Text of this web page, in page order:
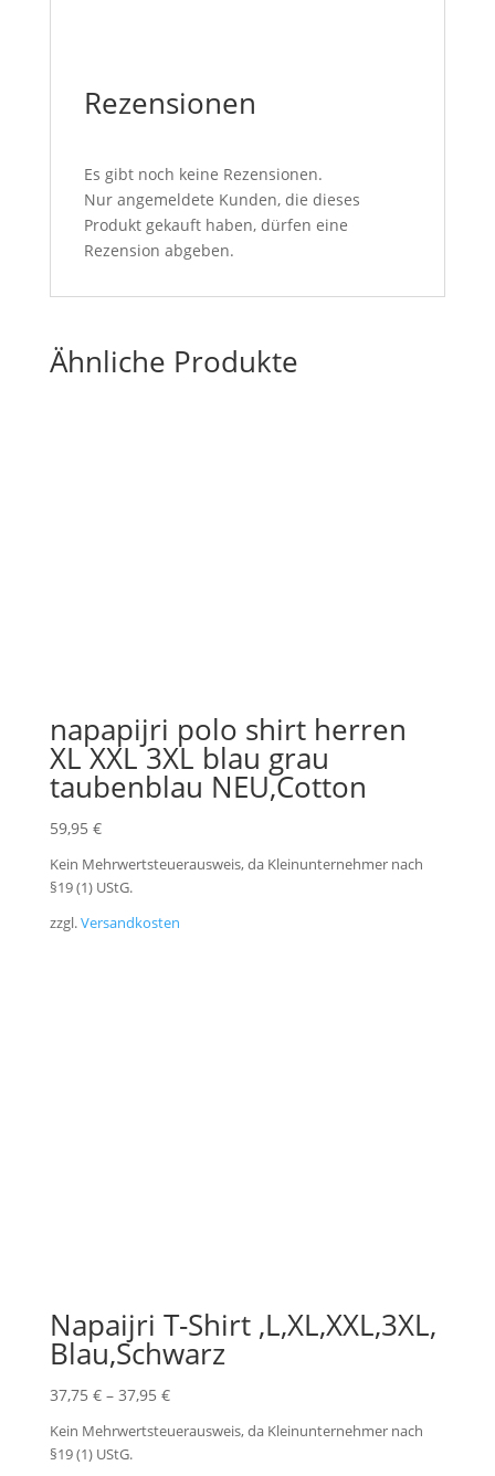
Rezensionen
Es gibt noch keine Rezensionen.
Nur angemeldete Kunden, die dieses
Produkt gekauft haben, dürfen eine
Rezension abgeben.
Ähnliche Produkte
napapijri polo shirt herren
XL XXL 3XL blau grau
taubenblau NEU,Cotton
59,95 €
Kein Mehrwertsteuerausweis, da Kleinunternehmer nach
§19 (1) UStG.
zzgl.Versandkosten
Napaijri T-Shirt ,L,XL,XXL,3XL,
Blau,Schwarz
37,75 €– 37,95 €
Kein Mehrwertsteuerausweis, da Kleinunternehmer nach
§19 (1) UStG.